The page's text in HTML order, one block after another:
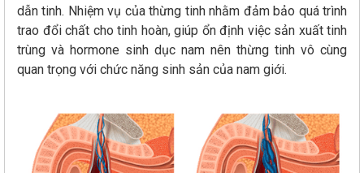
dẫn tinh. Nhiệm vụ của thừng tinh nhằm đảm bảo quá trình
trao đổi chất cho tinh hoàn, giúp ổn định việc sản xuất tinh
trùng và hormone sinh dục nam nên thừng tinh vô cùng
quan trọng với chức năng sinh sản của nam giới.